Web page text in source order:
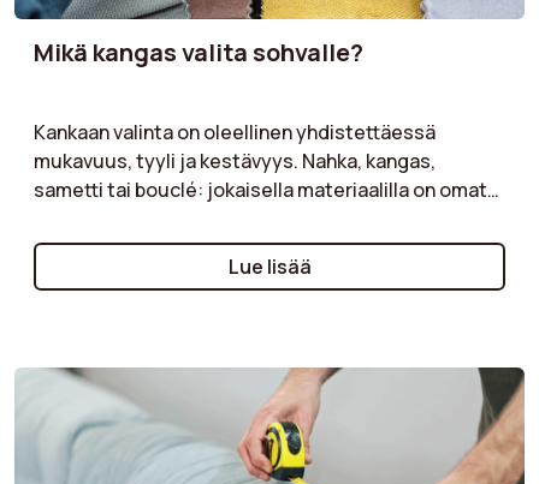
Mikä kangas valita sohvalle?
Kankaan valinta on oleellinen yhdistettäessä
mukavuus, tyyli ja kestävyys. Nahka, kangas,
sametti tai bouclé: jokaisella materiaalilla on omat
kestävyyteen, kangas monipuolisuutensa ja
monien värivaihtoehtojen vuoksi, sametti pehmeän
valitaksesi kankaan, joka sopii elämäntyyliisi ja
kaunistaa olohuoneesi, samalla kun varmistat
mukavuuden ja pitkäikäisyyden sohvallesi.
Lue lisää